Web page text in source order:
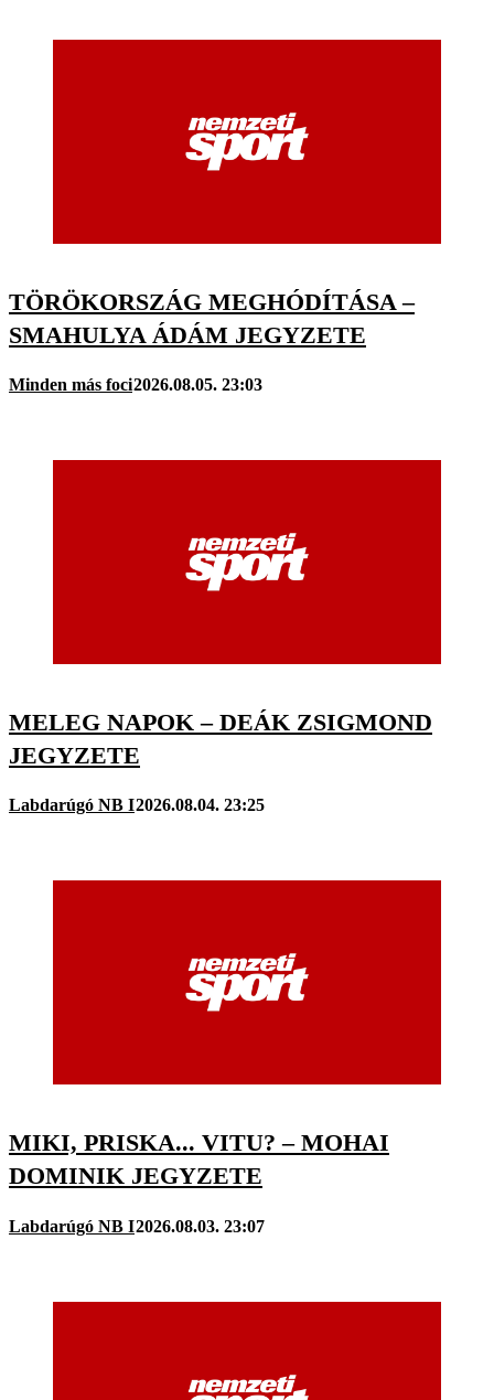
TÖRÖKORSZÁG MEGHÓDÍTÁSA –
SMAHULYA ÁDÁM JEGYZETE
Minden más foci2026.08.05. 23:03
MELEG NAPOK – DEÁK ZSIGMOND
JEGYZETE
Labdarúgó NB I2026.08.04. 23:25
MIKI, PRISKA... VITU? – MOHAI
DOMINIK JEGYZETE
Labdarúgó NB I2026.08.03. 23:07